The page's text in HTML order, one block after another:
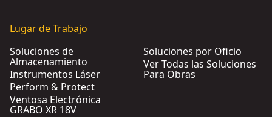
Lugar de Trabajo
Soluciones de
Almacenamiento
Instrumentos Láser
Perform & Protect
Ventosa Electrónica
GRABO XR 18V
Soluciones por Oficio
Ver Todas las Soluciones
Para Obras